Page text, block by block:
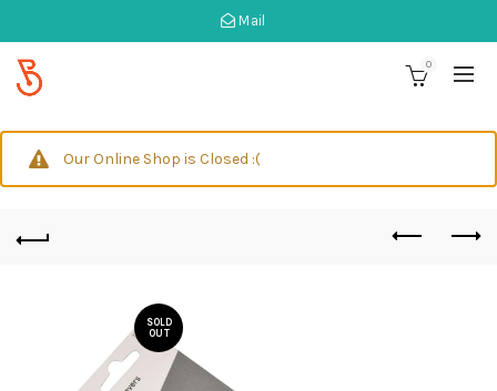
Mail
0
Our Online Shop is Closed :(
SOLD
OUT